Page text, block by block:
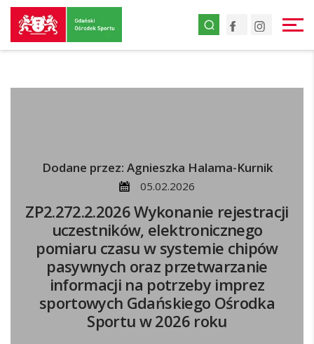
Przejdź
do
strony
Facebook
Dodane przez: Agnieszka Halama-Kurnik
05.02.2026
ZP2.272.2.2026 Wykonanie rejestracji
uczestników, elektronicznego
pomiaru czasu w systemie chipów
pasywnych oraz przetwarzanie
informacji na potrzeby imprez
sportowych Gdańskiego Ośrodka
Sportu w 2026 roku